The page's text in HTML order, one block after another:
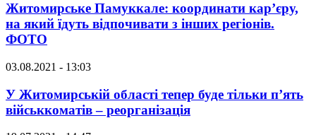
Житомирське Памуккале: координати кар’єру,
на який їдуть відпочивати з інших регіонів.
ФОТО
03.08.2021 - 13:03
У Житомирській області тепер буде тільки п’ять
військкоматів – реорганізація